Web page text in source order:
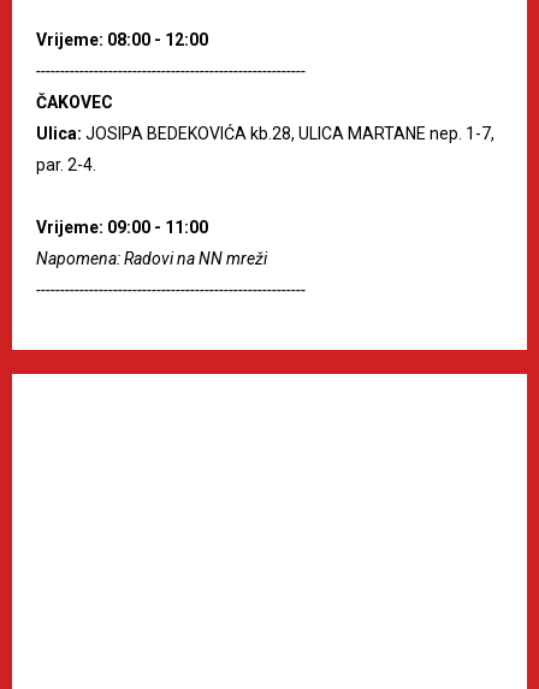
Vrijeme: 08:00 - 12:00
--------------------------------------------------------
ČAKOVEC
Ulica: JOSIPA BEDEKOVIĆA kb.28, ULICA MARTANE nep. 1-7,
par. 2-4.
Vrijeme: 09:00 - 11:00
Napomena: Radovi na NN mreži
--------------------------------------------------------